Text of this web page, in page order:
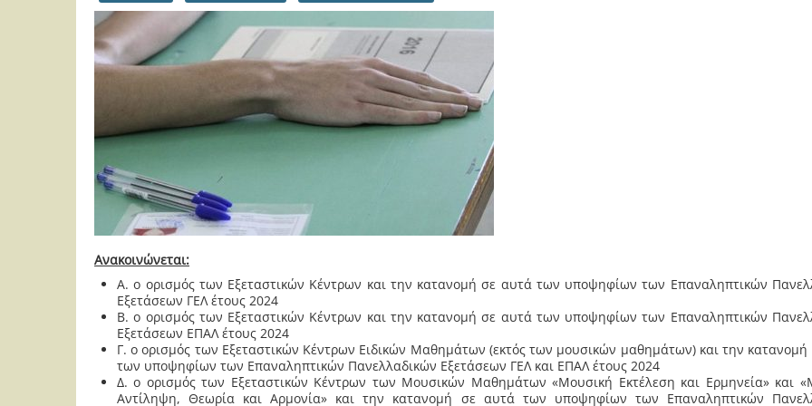
Ανακοινώνεται:
Α. ο ορισμός των Εξεταστικών Κέντρων και την κατανομή σε αυτά των υποψηφίων των Επαναληπτικών
Εξετάσεων ΓΕΛ έτους 2024
Β. ο ορισμός των Εξεταστικών Κέντρων και την κατανομή σε αυτά των υποψηφίων των Επαναληπτικών
Εξετάσεων ΕΠΑΛ έτους 2024
Γ. ο ορισμός των Εξεταστικών Κέντρων Ειδικών Μαθημάτων (εκτός των μουσικών μαθημάτων) και την
των υποψηφίων των Επαναληπτικών Πανελλαδικών Εξετάσεων ΓΕΛ και ΕΠΑΛ έτους 2024
Δ. ο ορισμός των Εξεταστικών Κέντρων των Μουσικών Μαθημάτων «Μουσική Εκτέλεση και Ερμηνεία» και
Αντίληψη, Θεωρία και Αρμονία» και την κατανομή σε αυτά των υποψηφίων των Επαναληπτικών